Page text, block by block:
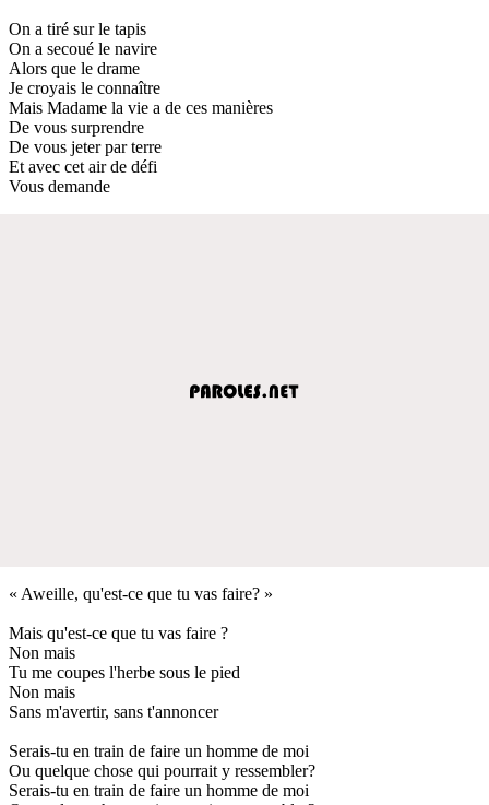
On a tiré sur le tapis
On a secoué le navire
Alors que le drame
Je croyais le connaître
Mais Madame la vie a de ces manières
De vous surprendre
De vous jeter par terre
Et avec cet air de défi
Vous demande
« Aweille, qu'est-ce que tu vas faire? »
Mais qu'est-ce que tu vas faire ?
Non mais
Tu me coupes l'herbe sous le pied
Non mais
Sans m'avertir, sans t'annoncer
Serais-tu en train de faire un homme de moi
Ou quelque chose qui pourrait y ressembler?
Serais-tu en train de faire un homme de moi